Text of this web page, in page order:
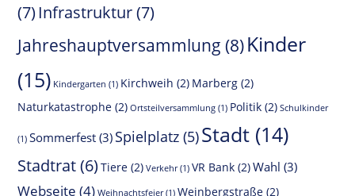
(7)Infrastruktur(7)
Jahreshauptversammlung (8)Kinder
(15) Kindergarten (1) Kirchweih (2) Marberg (2)
Naturkatastrophe (2) Ortsteilversammlung (1) Politik (2) Schulkinder
(1) Sommerfest(3)Spielplatz (5)Stadt (14)
Stadtrat(6)Tiere (2) Verkehr(1) VR Bank (2)Wahl (3)
Webseite (4) Weihnachtsfeier(1) Weinbergstraße (2)